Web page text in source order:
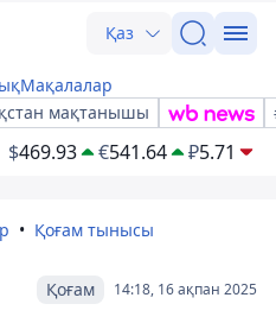
Қаз
Мақалалар
мақтанышы
$469.93 €541.64 ₽5.71
Қоғам тынысы
14:18, 16 ақпан 2025
Қоғам